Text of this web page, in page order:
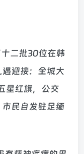
二批30位在韩
迎接：全城大
星红旗，公交
民自发驻足缅